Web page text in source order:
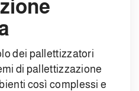
dei pallettizzatori
di pallettizzazione
così complessi e